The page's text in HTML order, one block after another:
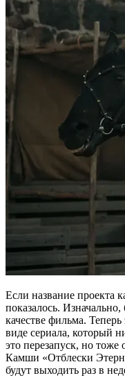
Если название проекта
показалось.
качестве фильма.
виде сериала, который
это перезапуск, но
Камши «Отблески
будут выходить раз в